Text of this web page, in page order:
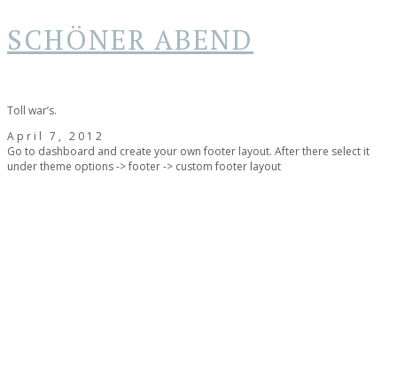
SCHÖNER ABEND
Toll war’s.
April 7, 2012
Go to dashboard and create your own footer layout. After there select it
under theme options -> footer -> custom footer layout